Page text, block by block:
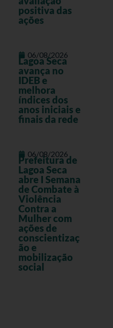
positiva das
ações
06/08/2026
Lagoa Seca
avança no
IDEB e
melhora
índices dos
anos iniciais e
finais da rede
06/08/2026
Prefeitura de
Lagoa Seca
abre I Semana
de Combate à
Violência
Contra a
Mulher com
ações de
conscientizaç
ão e
mobilização
social